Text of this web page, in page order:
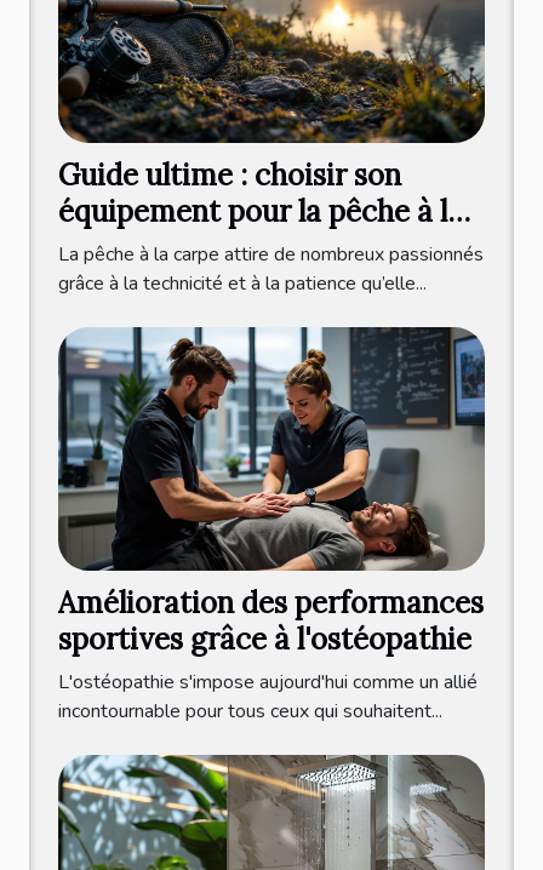
Guide ultime : choisir son
équipement pour la pêche à la
carpe ?
La pêche à la carpe attire de nombreux passionnés
grâce à la technicité et à la patience qu’elle...
Amélioration des performances
sportives grâce à l'ostéopathie
L'ostéopathie s'impose aujourd'hui comme un allié
incontournable pour tous ceux qui souhaitent...